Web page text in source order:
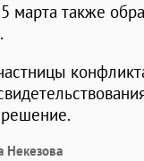
марта также
Некезова